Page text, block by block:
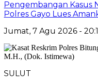
Pengembangan Kasus
Polres Gayo Lues
Jumat, 7 Agu 2026 -
SULUT